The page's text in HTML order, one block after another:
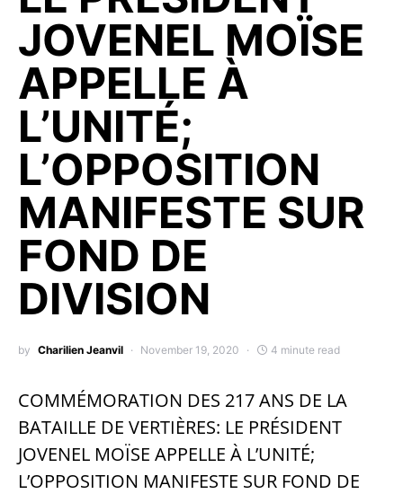
JOVENEL MOÏSE
APPELLE À
L’UNITÉ;
L’OPPOSITION
MANIFESTE SUR
FOND DE
DIVISION
by Charilien Jeanvil November 19, 2020 4 minute read
COMMÉMORATION DES 217 ANS DE LA
BATAILLE DE VERTIÈRES: LE PRÉSIDENT
JOVENEL MOÏSE APPELLE À L’UNITÉ;
L’OPPOSITION MANIFESTE SUR FOND DE